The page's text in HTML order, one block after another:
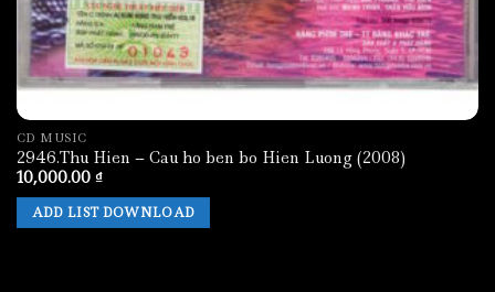
CD MUSIC
2946.Thu Hien – Cau ho ben bo Hien Luong (2008)
10,000.00 ₫
ADD LIST DOWNLOAD